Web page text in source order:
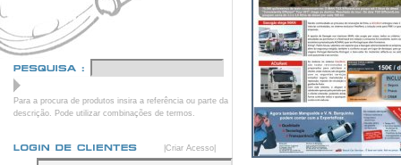
Para a procura de produtos insira a referência ou parte da
descrição. Pode utilizar combinações de termos.
|Criar Acesso|